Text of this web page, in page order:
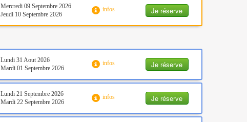
Je réserve
Mercredi 09 Septembre 2026
Jeudi 10 Septembre 2026
infos
Je réserve
Lundi 31 Aout 2026
Mardi 01 Septembre 2026
infos
Je réserve
Lundi 21 Septembre 2026
Mardi 22 Septembre 2026
infos